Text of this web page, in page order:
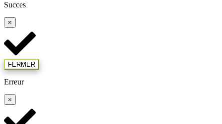
Succes
×
FERMER
Erreur
×